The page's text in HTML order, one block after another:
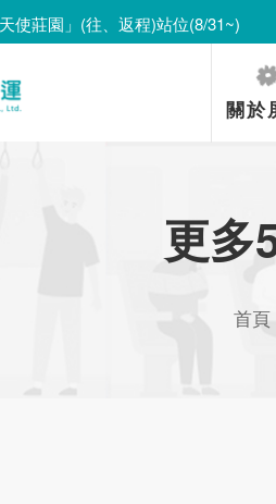
使莊園」(往、返程)站位(8/31~)
使莊園」(往、返程)站位(8/31~)
關於
更多
首頁